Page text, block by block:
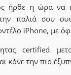
ήρθε η ώρα να
παλιά σου
iPhone, με
certified
κάνε την πιο